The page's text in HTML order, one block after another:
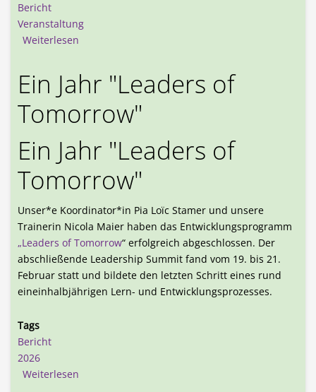
Bericht
Veranstaltung
Weiterlesen
Ein Jahr "Leaders of
Tomorrow"
Ein Jahr "Leaders of
Tomorrow"
Unser*e Koordinator*in Pia Loïc Stamer und unsere
Trainerin Nicola Maier haben das Entwicklungsprogramm
„Leaders of Tomorrow“ erfolgreich abgeschlossen. Der
abschließende Leadership Summit fand vom 19. bis 21.
Februar statt und bildete den letzten Schritt eines rund
eineinhalbjährigen Lern- und Entwicklungsprozesses.
Tags
Bericht
2026
Weiterlesen